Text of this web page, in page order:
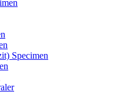
Specimen